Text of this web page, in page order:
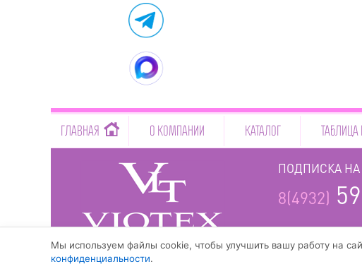
ГЛАВНАЯ О КОМПАНИИ КАТАЛОГ ТАБЛИЦА
www.viotex37.ru
ПОДПИСКА
8(4932)
-->
Мы используем файлы cookie, чтобы улучшить вашу работу на
конфиденциальности.